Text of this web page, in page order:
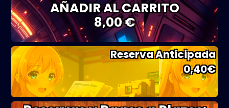
AÑADIR AL CARRITO
8,00 €
Reserva Anticipada
0,40€